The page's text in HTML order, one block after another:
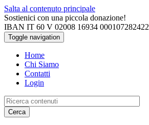
Salta al contenuto principale
Sostienici con una piccola donazione!
IBAN IT 60 V 02008 16934 000107282422
Toggle navigation
Home
Chi Siamo
Contatti
Login
Cerca